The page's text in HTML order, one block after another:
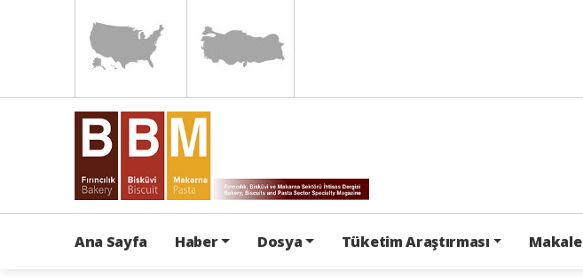
Ana Sayfa Haber Dosya Tüketim Araştırması Makale